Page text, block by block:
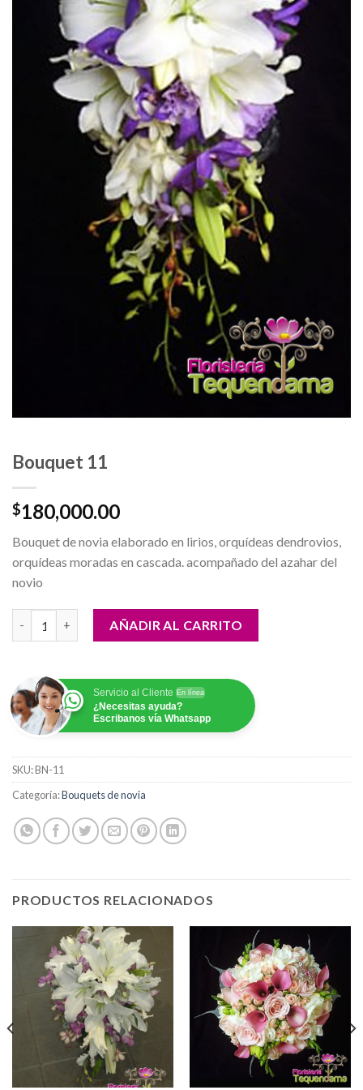
Bouquet 11
$180,000.00
Bouquet de novia elaborado en lirios, orquídeas dendrovios,
orquídeas moradas en cascada. acompañado del azahar del
novio
Bouquet 11 cantidadAÑADIR AL CARRITO
Servicio al Cliente En línea
¿Necesitas ayuda?
Escribanos vía Whatsapp
SKU:BN-11
Categoría:Bouquets de novia
PRODUCTOS RELACIONADOS